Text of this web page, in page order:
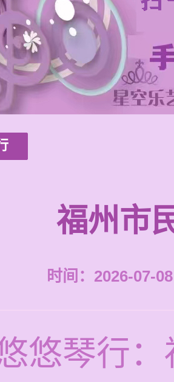
福州市
时间：2026-07-
悠琴行